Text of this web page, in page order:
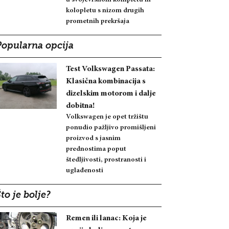
kolopletu s nizom drugih
prometnih prekršaja
opcija
Test Volkswagen Passata:
Klasična kombinacija s
dizelskim motorom i dalje
dobitna!
Volkswagen je opet tržištu
ponudio pažljivo promišljeni
proizvod s jasnim
prednostima poput
štedljivosti, prostranosti i
uglađenosti
je bolje?
Remen ili lanac: Koja je